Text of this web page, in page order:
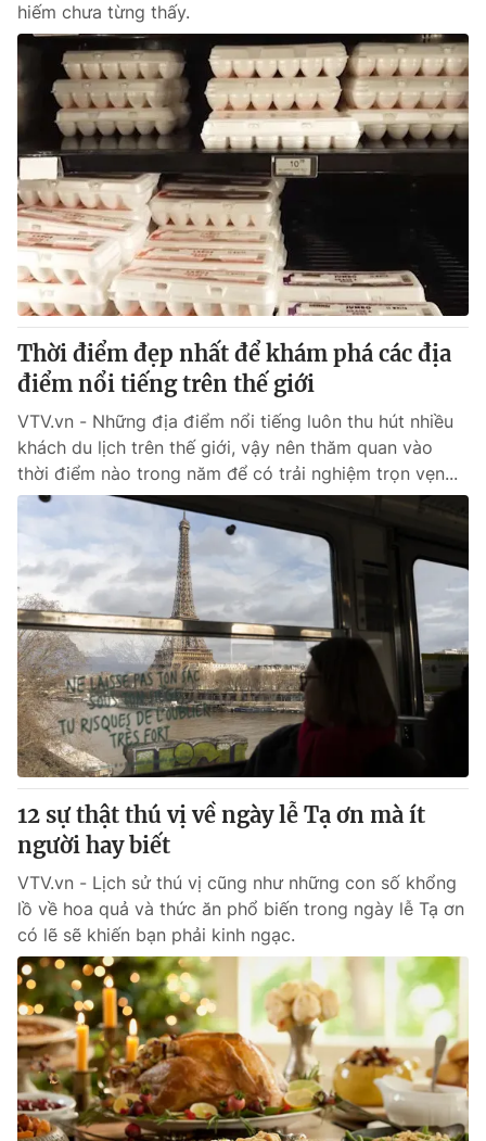
Photo
Video Shorts video
VTV Money VTV Thể thao
VTV Sức khoẻ Bất động sản
Thị trường 24h Tấm lòng Việt
VTV4 Vươn mình bằng AI
VTV8
Liên hệ tòa soạn English
THỜI BÁO VTV
Theo dõi báo trên
Cơ quan chủ quản:Đài Truyền hình Việt Nam
Cơ quan báo chí: Thời báo VTV
Giấy phép hoạt động báo in và báo điện tử số 483/GP-BTTTT
cấp ngày 29/12/2023
Tổng Biên tập: Vũ Thanh Thủy
Phó Tổng Biên tập:Nguyễn Thị Mỹ Hạnh, Phạm Quốc Thắng,
Nguyễn Trọng Ninh
Tổng đài VTV:024.38 355 931 - 024.38 355 932
Ðiện thoại Thời báo VTV:024.66 897 897
Email:toasoan@vtv.vn
Liên hệ quảng cáo:024-7300.7108
hiếm chưa từng thấy.
Thời điểm đẹp nhất để khám phá các địa
điểm nổi tiếng trên thế giới
VTV.vn - Những địa điểm nổi tiếng luôn thu hút nhiều
khách du lịch trên thế giới, vậy nên thăm quan vào
thời điểm nào trong năm để có trải nghiệm trọn vẹn...
12 sự thật thú vị về ngày lễ Tạ ơn mà ít
người hay biết
VTV.vn - Lịch sử thú vị cũng như những con số khổng
lồ về hoa quả và thức ăn phổ biến trong ngày lễ Tạ ơn
có lẽ sẽ khiến bạn phải kinh ngạc.